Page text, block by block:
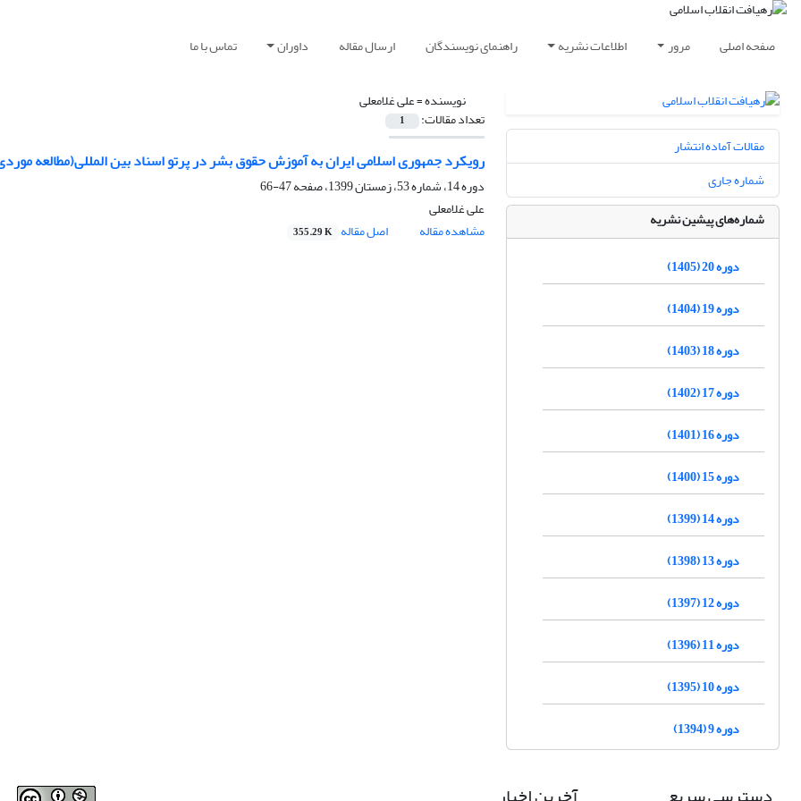
صفحه اصلی مرور اطلاعات نشریه راهنمای نویسندگان ارسال مقاله داوران تماس با ما
نویسنده =علی غلامعلی
تعداد مقالات: 1
رویکرد جمهوری اسلامی ایران به آموزش حقوق بشر در پرتو اسناد بین المللی(مطالعه
دوره 14، شماره 53، زمستان 1399، صفحه
47-66
علی غلامعلی
مشاهده مقاله
اصل مقاله 355.29 K
مقالات آماده انتشار
شماره جاری
شماره‌های پیشین نشریه
دوره 20 (1405)
دوره 19 (1404)
دوره 18 (1403)
دوره 17 (1402)
دوره 16 (1401)
دوره 15 (1400)
دوره 14 (1399)
دوره 13 (1398)
دوره 12 (1397)
دوره 11 (1396)
دوره 10 (1395)
دوره 9 (1394)